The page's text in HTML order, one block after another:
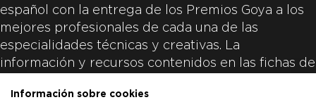
español con la entrega de los Premios Goya a los
mejores profesionales de cada una de las
especialidades técnicas y creativas. La
información y recursos contenidos en las fichas de
productoras de las películas y responsabilidad
Información sobre cookies